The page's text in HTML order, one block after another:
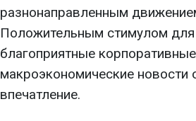
разнонаправленным
Положительным стимулом
благоприятные
макроэкономические новости
впечатление.